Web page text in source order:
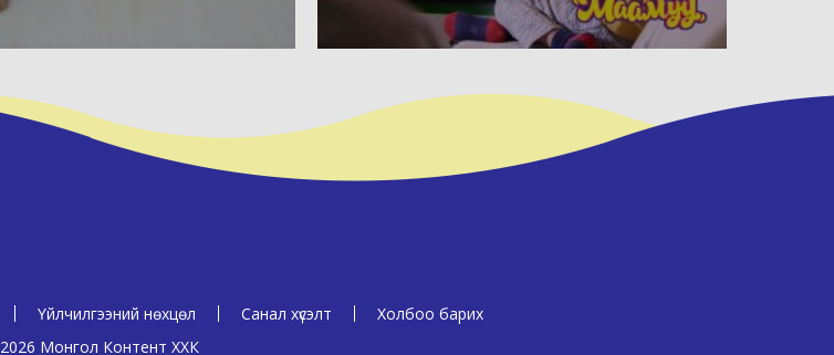
Үйлчилгээний нөхцөл Санал хүсэлт
Холбоо барих
2026 Монгол Контент ХХК